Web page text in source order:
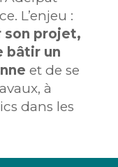
L’enjeu :
projet,
bâtir un
et de se
à
dans les